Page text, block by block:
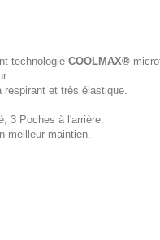
technologie COOLMAX®
et très élastique.
3 Poches à l'arrière.
meilleur maintien.